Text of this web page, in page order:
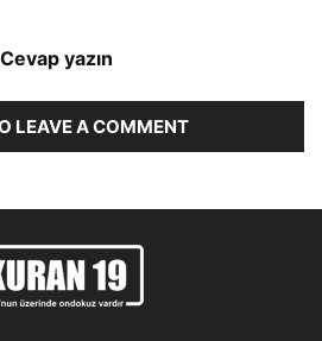
Cevap yazın
LEAVE A COMMENT